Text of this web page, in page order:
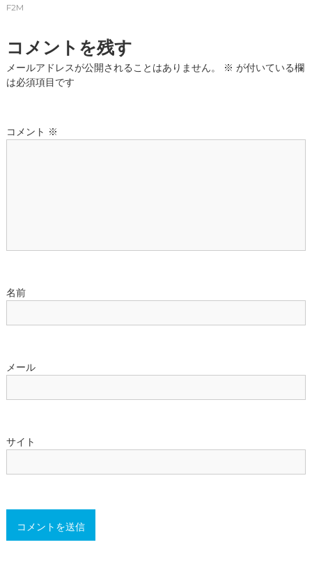
F2M
コメントを残す
メールアドレスが公開されることはありません。 ※ が付いている欄
は必須項目です
コメント ※
名前
メール
サイト